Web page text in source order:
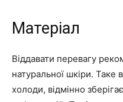
Матеріал
Віддавати перевагу
натуральної шкіри. Таке
холоди, відмінно